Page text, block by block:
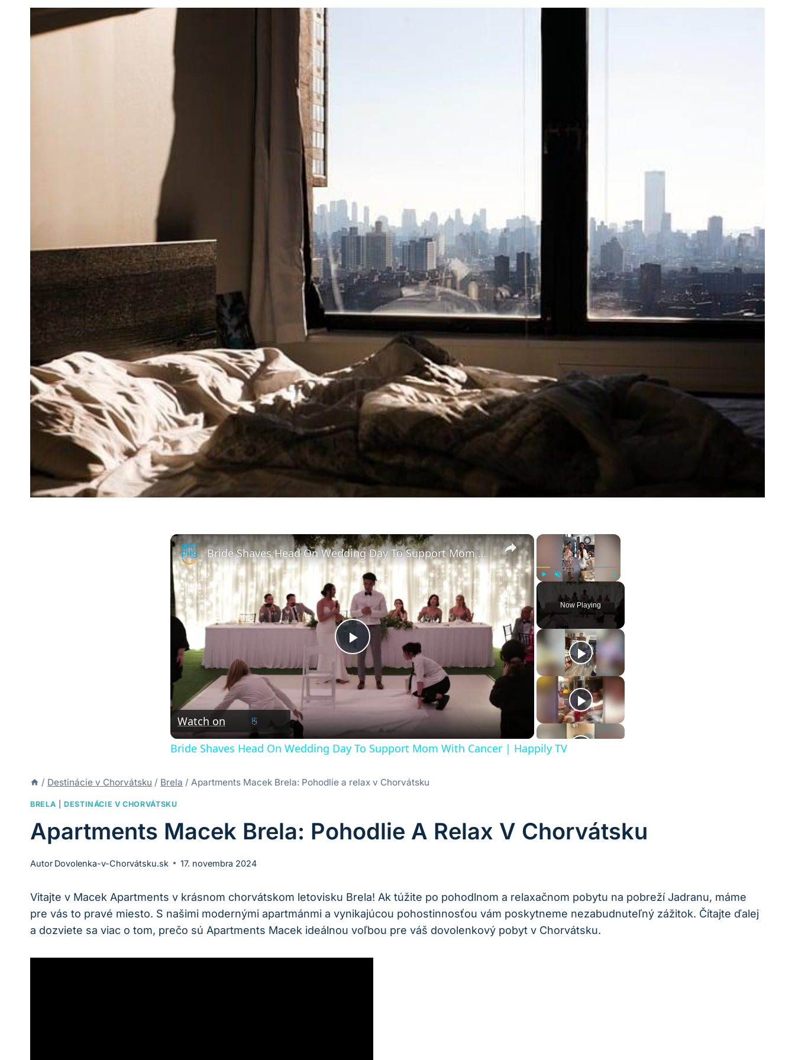
×
Fullscreen
Now Playing
×
Play
Video
Bride Shaves Head On Wedding Day To Support Mom With Cancer | Happily TV
Watch on
Bride Shaves Head On Wedding Day To Support Mom With Cancer | Happily TV
/ Destinácie v Chorvátsku / Brela / Apartments Macek Brela: Pohodlie a relax v Chorvátsku
BRELA |DESTINÁCIE V CHORVÁTSKU
Apartments Macek Brela: Pohodlie A Relax V Chorvátsku
Autor Dovolenka-v-Chorvátsku.sk 17. novembra 2024
Vitajte v Macek Apartments v krásnom chorvátskom letovisku Brela! Ak túžite po pohodlnom a relaxačnom pobytu na pobreží Jadranu, máme
pre vás to pravé miesto. S našimi modernými apartmánmi a vynikajúcou pohostinnosťou vám poskytneme nezabudnuteľný zážitok. Čítajte ďalej
a dozviete sa viac o tom, prečo sú Apartments Macek ideálnou voľbou pre váš dovolenkový pobyt v Chorvátsku.